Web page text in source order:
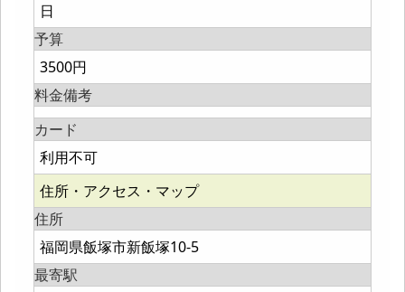
日
予算
3500円
料金備考
カード
利用不可
住所・アクセス・マップ
住所
福岡県飯塚市新飯塚10-5
最寄駅